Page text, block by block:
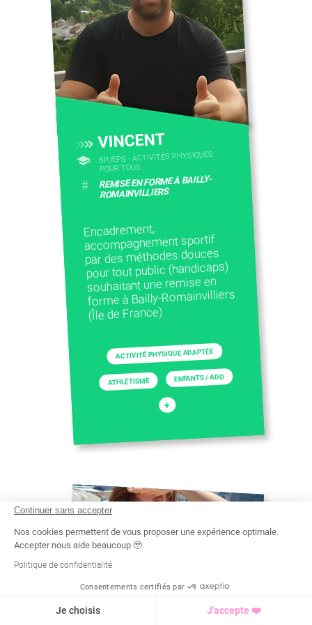
CONTACTEZ-NOUS
VINCENT
BPJEPS - ACTIVITÉS PHYSIQUES
POUR TOUS
# REMISE EN FORME À BAILLY-
ROMAINVILLIERS
Encadrement,
accompagnement sportif
par des méthodes douces
pour tout public (handicaps)
souhaitant une remise en
forme à Bailly-Romainvilliers
(Île de France)
ACTIVITÉ PHYSIQUE ADAPTÉE
ATHLÉTISME ENFANTS / ADO
+
Continuer sans accepter
Nos cookies permettent de vous proposer une expérience optimale.
Accepter nous aide beaucoup 🥹
Politique de confidentialité
Consentements certifiés par
Je choisis J'accepte ❤️